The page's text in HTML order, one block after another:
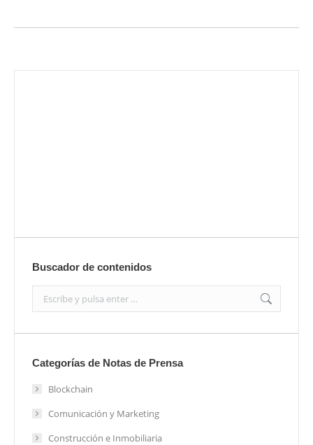
Buscador de contenidos
Categorías de Notas de Prensa
Blockchain
Comunicación y Marketing
Construcción e Inmobiliaria